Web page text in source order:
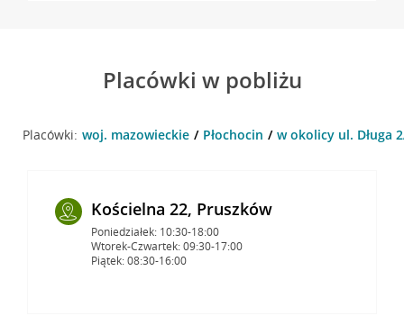
Placówki w pobliżu
Placówki: woj. mazowieckie Płochocin w okolicy ul. Długa
Kościelna 22, Pruszków
Poniedziałek: 10:30-18:00
Wtorek-Czwartek: 09:30-17:00
Piątek: 08:30-16:00